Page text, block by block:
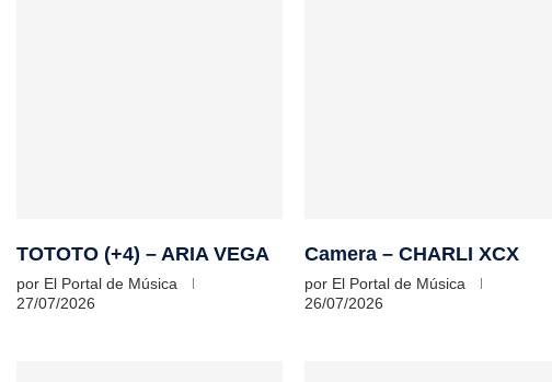
TOTOTO (+4) – ARIA VEGA
por El Portal de Música
27/07/2026
Camera – CHARLI XCX
por El Portal de Música
26/07/2026